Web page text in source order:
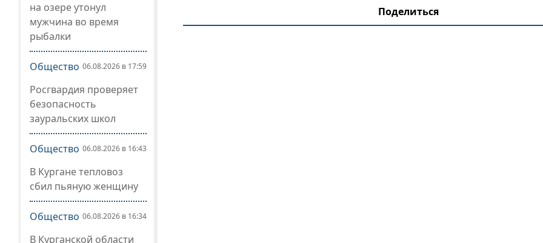
на озере утонул
мужчина во время
рыбалки
Общество 06.08.2026 в 17:59
Росгвардия проверяет
безопасность
зауральских школ
Общество 06.08.2026 в 16:43
В Кургане тепловоз
сбил пьяную женщину
Общество 06.08.2026 в 16:34
В Курганской области
Поделиться